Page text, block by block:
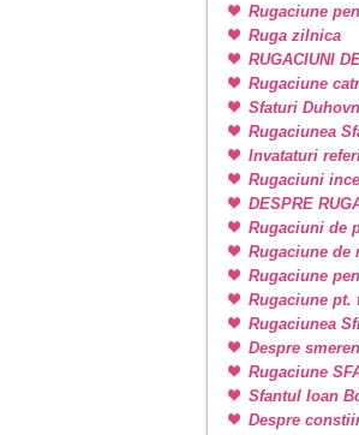
Rugaciune
Ruga zilnica
RUGACIUNI
Rugaciune
Sfaturi
Rugaciunea
Invataturi
Rugaciuni
DESPRE
Rugaciuni de
Rugaciune de
Rugaciune
Rugaciune pt.
Rugaciunea
Despre
Rugaciune
Sfantul Ioan
Despre